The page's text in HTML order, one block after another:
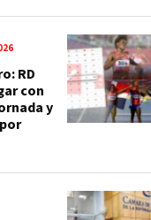
RD
con
y